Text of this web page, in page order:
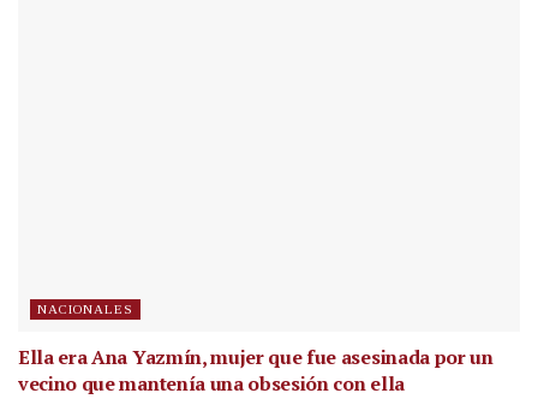
NACIONALES
Ella era Ana Yazmín, mujer que fue asesinada por un
vecino que mantenía una obsesión con ella